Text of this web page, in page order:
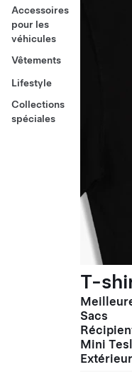
Accessoires
pour les
véhicules
Vêtements
Lifestyle
Collections
spéciales
T-
Sacs
Mini